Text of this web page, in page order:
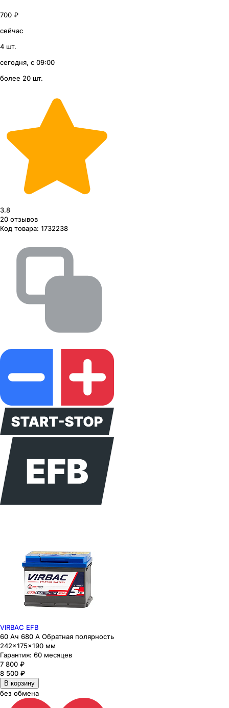
700 ₽
сейчас
4 шт.
сегодня, с 09:00
более 20 шт.
3.8
20 отзывов
Код товара: 1732238
VIRBAC EFB
60 Ач 680 А Обратная полярность
242×175×190 мм
Гарантия: 60 месяцев
7 800 ₽
8 500 ₽
В корзину
без обмена